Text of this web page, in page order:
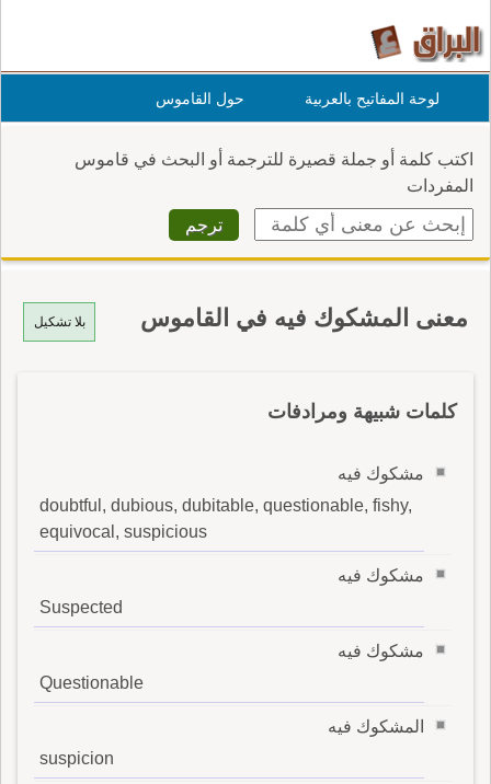
لوحة المفاتيح بالعربية حول القاموس
اكتب كلمة أو جملة قصيرة للترجمة أو البحث في قاموس
المفردات
بلا تشكيل معنى المشكوك فيه في القاموس
كلمات شبيهة ومرادفات
مشكوك فيه
doubtful, dubious, dubitable, questionable, fishy,
equivocal, suspicious
مشكوك فيه
Suspected
مشكوك فيه
Questionable
المشكوك فيه
suspicion